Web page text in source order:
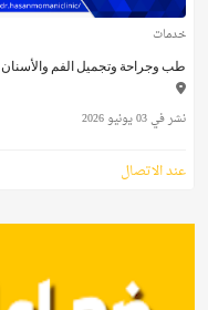
خدمات
طب وجراحة وتجميل الفم والأسنان
نشر في 03 يونيو 2026
عند الاتصال